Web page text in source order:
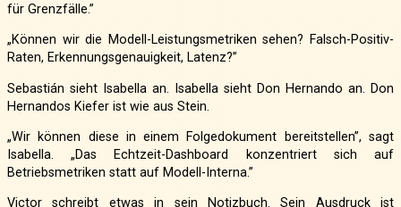
für Grenzfälle.”
„Können wir die Modell-Leistungsmetriken sehen? Falsch-Positiv-
Raten, Erkennungsgenauigkeit, Latenz?”
Sebastián sieht Isabella an. Isabella sieht Don Hernando an. Don
Hernandos Kiefer ist wie aus Stein.
„Wir können diese in einem Folgedokument bereitstellen”, sagt
Isabella. „Das Echtzeit-Dashboard konzentriert sich auf
Betriebsmetriken statt auf Modell-Interna.”
Victor schreibt etwas in sein Notizbuch. Sein Ausdruck ist